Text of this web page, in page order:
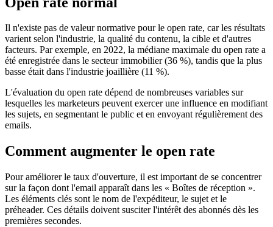
Il n'existe pas de valeur normative pour le open rate, car les résultats
varient selon l'industrie, la qualité du contenu, la cible et d'autres
facteurs. Par exemple, en 2022, la médiane maximale du open rate a
été enregistrée dans le secteur immobilier (36 %), tandis que la plus
basse était dans l'industrie joaillière (11 %).
L'évaluation du open rate dépend de nombreuses variables sur
lesquelles les marketeurs peuvent exercer une influence en modifiant
les sujets, en segmentant le public et en envoyant régulièrement des
emails.
Comment augmenter le open rate
Pour améliorer le taux d'ouverture, il est important de se concentrer
sur la façon dont l'email apparaît dans les « Boîtes de réception ».
Les éléments clés sont le nom de l'expéditeur, le sujet et le
préheader. Ces détails doivent susciter l'intérêt des abonnés dès les
premières secondes.